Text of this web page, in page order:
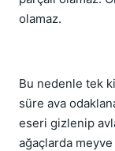
olamaz.
Bu nedenle tek
süre ava
eseri gizlenip
ağaçlarda